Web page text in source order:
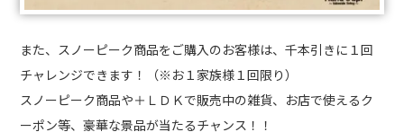
また、スノーピーク商品をご購入のお客様は、千本引きに１回
チャレンジできます！（※お１家族様１回限り）
スノーピーク商品や＋ＬＤＫで販売中の雑貨、お店で使えるク
ーポン等、豪華な景品が当たるチャンス！！